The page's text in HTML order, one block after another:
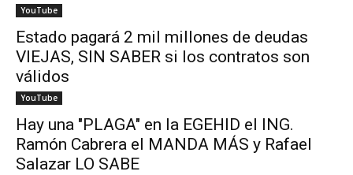
YouTube
Estado pagará 2 mil millones de deudas
VIEJAS, SIN SABER si los contratos son
válidos
YouTube
Hay una "PLAGA" en la EGEHID el ING.
Ramón Cabrera el MANDA MÁS y Rafael
Salazar LO SABE